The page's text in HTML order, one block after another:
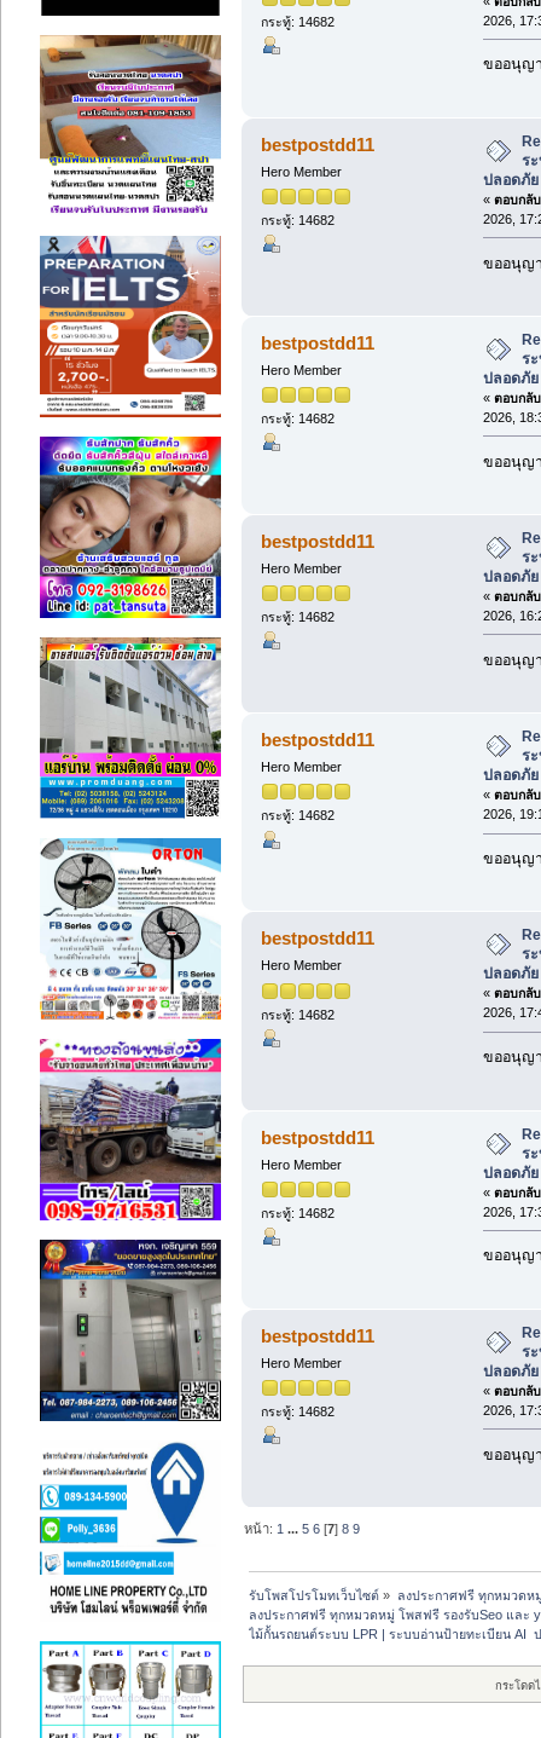
กระทู้: 14682
2026,
ขออนุญ
bestpostdd11
Hero Member
กระทู้: 14682
ร
ปลอดภัย
« ตอบกลั
2026,
ขออนุญ
bestpostdd11
Hero Member
กระทู้: 14682
ร
ปลอดภัย
« ตอบกลั
2026,
ขออนุญ
bestpostdd11
Hero Member
กระทู้: 14682
ร
ปลอดภัย
« ตอบกลั
2026,
ขออนุญ
bestpostdd11
Hero Member
กระทู้: 14682
ร
ปลอดภัย
« ตอบกลั
2026,
ขออนุญ
bestpostdd11
Hero Member
กระทู้: 14682
ร
ปลอดภัย
« ตอบกลั
2026,
ขออนุญ
bestpostdd11
Hero Member
กระทู้: 14682
ร
ปลอดภัย
« ตอบกลั
2026,
ขออนุญ
bestpostdd11
Hero Member
กระทู้: 14682
ร
ปลอดภัย
« ตอบกลั
2026,
ขออนุญ
หน้า: 1 ...5 6 [7]8 9
รับโพสโปรโมทเว็บไซต์ » ลงประกาศฟรี ทุกหมวดห
ลงประกาศฟรี ทุกหมวดหมู่ โพสฟรี รองรับSeo และ
ไม้กั้นรถยนต์ระบบ LPR | ระบบอ่านป้ายทะเบียน AI
กระโดด